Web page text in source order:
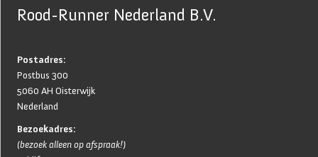
Rood-Runner Nederland B.V.
Postadres:
Postbus 300
5060 AH Oisterwijk
Nederland
Bezoekadres:
(bezoek alleen op afspraak!)